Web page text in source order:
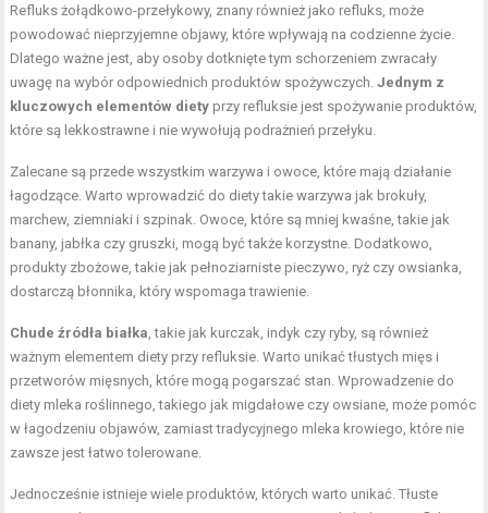
Refluks żołądkowo-przełykowy, znany również jako refluks, może
powodować nieprzyjemne objawy, które wpływają na codzienne życie.
Dlatego ważne jest, aby osoby dotknięte tym schorzeniem zwracały
uwagę na wybór odpowiednich produktów spożywczych.Jednym z
kluczowych elementów diety przy refluksie jest spożywanie produktów,
które są lekkostrawne i nie wywołują podrażnień przełyku.
Zalecane są przede wszystkim warzywa i owoce, które mają działanie
łagodzące. Warto wprowadzić do diety takie warzywa jak brokuły,
marchew, ziemniaki i szpinak. Owoce, które są mniej kwaśne, takie jak
banany, jabłka czy gruszki, mogą być także korzystne. Dodatkowo,
produkty zbożowe, takie jak pełnoziarniste pieczywo, ryż czy owsianka,
dostarczą błonnika, który wspomaga trawienie.
Chude źródła białka , takie jak kurczak, indyk czy ryby, są również
ważnym elementem diety przy refluksie. Warto unikać tłustych mięs i
przetworów mięsnych, które mogą pogarszać stan. Wprowadzenie do
diety mleka roślinnego, takiego jak migdałowe czy owsiane, może pomóc
w łagodzeniu objawów, zamiast tradycyjnego mleka krowiego, które nie
zawsze jest łatwo tolerowane.
Jednocześnie istnieje wiele produktów, których warto unikać. Tłuste